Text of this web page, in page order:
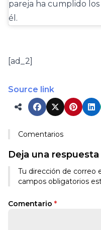
pareja ha cumplido
él.
[ad_2]
Source link
Comentarios
Deja una respuesta
Tu dirección de correo
campos obligatorios
Comentario *